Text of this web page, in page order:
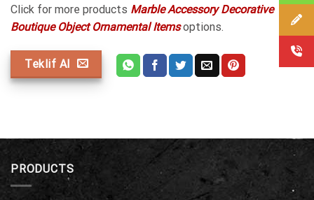
Click for more products Marble Accessory Decorative
Boutique Object Ornamental Itemsoptions.
Teklif Al
PRODUCTS